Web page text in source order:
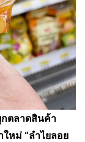
ตลาดสินค้า
หม่ “ลำไยลอย